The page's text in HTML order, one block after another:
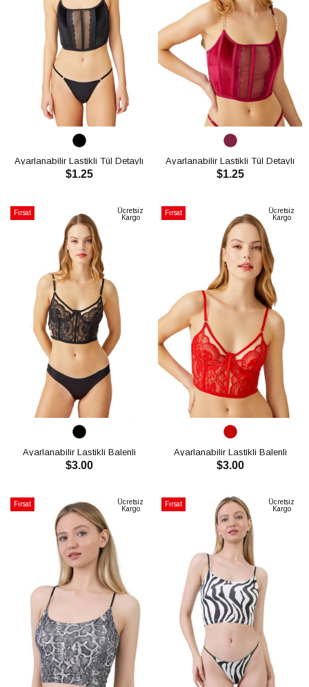
Ayarlanabilir Lastikli Tül Detaylı
Kadın Kadife Bralet CH1043
$1.25
Ayarlanabilir Lastikli Tül Detaylı
Kadın Kadife Bralet CH1043
$1.25
Fırsat
Ücretsiz
Kargo
Ayarlanabilir Lastikli Balenli
Transparan Dantelli Bralet CH1040
$3.00
Fırsat
Ücretsiz
Kargo
Ayarlanabilir Lastikli Balenli
Transparan Dantelli Bralet CH1040
$3.00
Fırsat
Ücretsiz
Kargo
Fırsat
Ücretsiz
Kargo